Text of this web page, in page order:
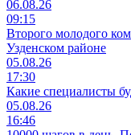
06.08.26
09:15
Второго молодого
Узденском районе
05.08.26
17:30
Какие специалисты
05.08.26
16:46